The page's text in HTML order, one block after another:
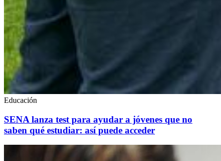
Educación
SENA lanza test para ayudar a jóvenes que no
saben qué estudiar: así puede acceder